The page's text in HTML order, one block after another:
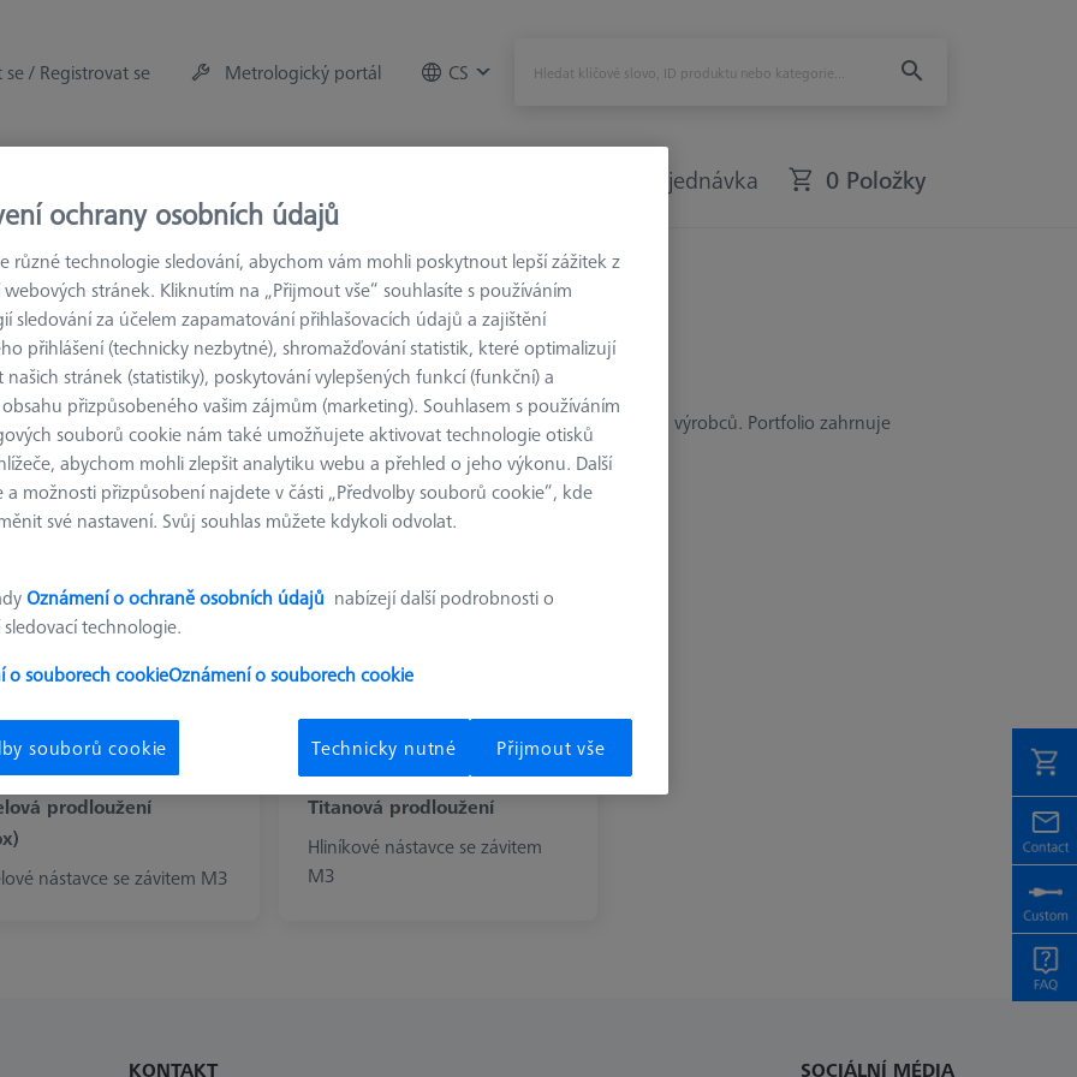
se / Registrovat se Metrologický portál CS
Rychlá objednávka 0 Položky
Prodloužení M3 R
M3 R
M3 R se závitem M3 jsou vhodná pro ZEISS RST a běžné senzory M3 od jiných výrobců. Portfolio zahrnuje
vyrobená z nerezové oceli nebo titanu s možností výběru z různých délek.
více o Prodloužení M3 R
prodloužení
nástavce se závitem M3
Titanová prodloužení
Hliníkové nástavce se závitem
M3
KONTAKT SOCIÁLNÍ MÉDIA
ochrany osobních údajů
různé technologie sledování, abychom vám mohli poskytnout lepší zážitek z
stránek. Kliknutím na „Přijmout vše“ souhlasíte s používáním
sledování za účelem zapamatování přihlašovacích údajů a zajištění
přihlášení (technicky nezbytné), shromažďování statistik, které optimalizují
stránek (statistiky), poskytování vylepšených funkcí (funkční) a
přizpůsobeného vašim zájmům (marketing). Souhlasem s používáním
souborů cookie nám také umožňujete aktivovat technologie otisků
abychom mohli zlepšit analytiku webu a přehled o jeho výkonu. Další
a možnosti přizpůsobení najdete v části „Předvolby souborů cookie“, kde
své nastavení. Svůj souhlas můžete kdykoli odvolat.
Oznámení o ochraně osobních údajů nabízejí další podrobnosti o
technologie.
o souborech cookieOznámení o souborech cookie
souborů cookie Technicky nutné Přijmout vše